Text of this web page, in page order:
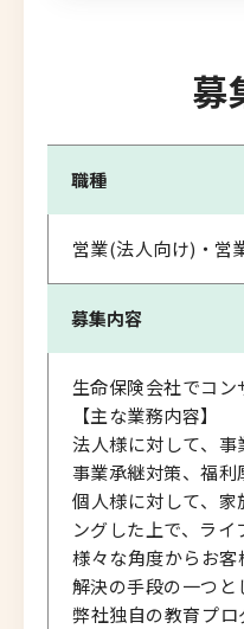
募
職種
営業(法人向け)・営
募集内容
生命保険会社でコン
【主な業務内容】
法人様に対して、事
事業承継対策、福利
個人様に対して、
ングした上で、ライ
様々な角度からお
解決の手段の一つと
弊社独自の教育プ